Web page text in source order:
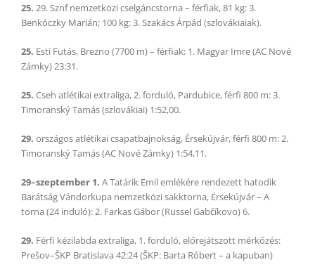
25. 29. Sznf nemzetközi cselgáncstorna – férfiak, 81 kg: 3.
Benkóczky Marián; 100 kg: 3. Szakács Árpád (szlovákiaiak).
25. Esti Futás, Brezno (7700 m) – férfiak: 1. Magyar Imre (AC Nové
Zámky) 23:31.
25. Cseh atlétikai extraliga, 2. forduló, Pardubice, férfi 800 m: 3.
Timoranský Tamás (szlovákiai) 1:52,00.
29. országos atlétikai csapatbajnokság, Érsekújvár, férfi 800 m: 2.
Timoranský Tamás (AC Nové Zámky) 1:54,11.
29–szeptember 1. A Tatárik Emil emlékére rendezett hatodik
Barátság Vándorkupa nemzetközi sakktorna, Érsekújvár – A
torna (24 induló): 2. Farkas Gábor (Russel Gabčíkovo) 6.
29. Férfi kézilabda extraliga, 1. forduló, előrejátszott mérkőzés:
Prešov–ŠKP Bratislava 42:24 (ŠKP: Barta Róbert – a kapuban)